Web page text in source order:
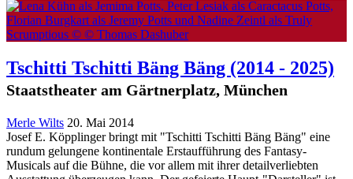
Tschitti Tschitti Bäng Bäng (2014 - 2025)
Staatstheater am Gärtnerplatz, München
Merle Wilts 20. Mai 2014
Josef E. Köpplinger bringt mit "Tschitti Tschitti Bäng Bäng" eine
rundum gelungene kontinentale Erstaufführung des Fantasy-
Musicals auf die Bühne, die vor allem mit ihrer detailverliebten